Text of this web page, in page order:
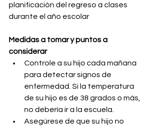
planificación del regreso a clases
durante el año escolar
Medidas a tomar y puntos a
considerar
Controle a su hijo cada mañana
para detectar signos de
enfermedad. Si la temperatura
de su hijo es de 38 grados o más,
no debería ir a la escuela.
Asegúrese de que su hijo no